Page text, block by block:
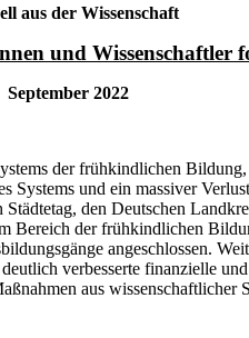
aus der Wissenschaft
und
September 2022
der frühkindlichen
und ein massiver
den Deutschen
Bereich der frühkindlichen
angeschlossen.
verbesserte finanzielle
aus wissenschaftlicher